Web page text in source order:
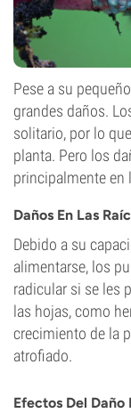
Pese a su
grandes daños.
solitario, por lo
planta. Pero los
principalmente en
Daños En Las
Debido a su
alimentarse, los
radicular si se les
las hojas, como
crecimiento de la
atrofiado.
Efectos Del Daño